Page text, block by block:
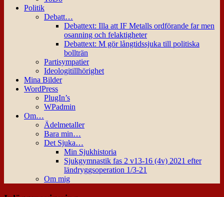
Politik
Debatt…
Debattext: Illa att IF Metalls ordförande far men
osanning och felaktigheter
Debattext: M gör långtidssjuka till politiska
bollträn
Partisympatier
Ideologitillhörighet
Mina Bilder
WordPress
PlugIn’s
WPadmin
Om…
Ädelmetaller
Bara min…
Det Sjuka…
Min Sjukhistoria
Sjukgymnastik fas 2 v13-16 (4v) 2021 efter
ländryggsoperation 1/3-21
Om mig